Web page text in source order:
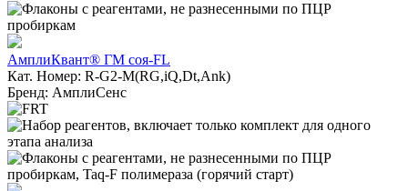
АмплиКвант® ГМ соя-FL
Кат. Номер: R-G2-M(RG,iQ,Dt,Ank)
Бренд: АмплиСенс